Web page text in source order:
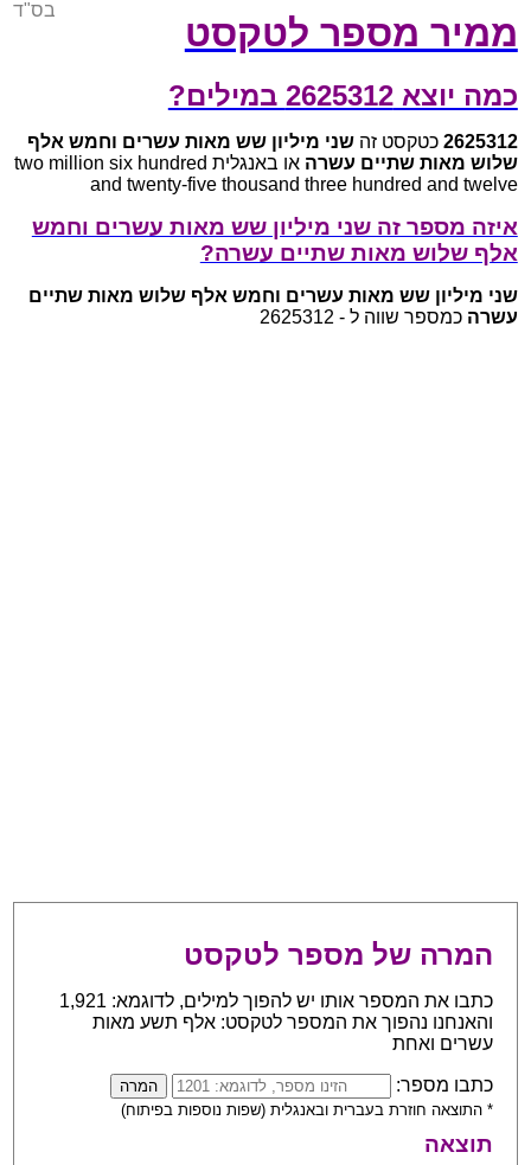
ממיר מספר לטקסט
בס"ד
כמה יוצא 2625312 במילים?
2625312 כטקסט זהשני מיליון שש מאות עשרים וחמש אלף
שלוש מאות שתיים עשרה
או באנגלית two million six hundred
and twenty-five thousand three hundred and twelve
איזה מספר זה שני מיליון שש מאות עשרים וחמש
אלף שלוש מאות שתיים עשרה?
שני מיליון שש מאות עשרים וחמש אלף שלוש מאות שתיים
עשרה כמספר שווה ל - 2625312
המרה של מספר לטקסט
כתבו את המספר אותו יש להפוך למילים, לדוגמא: 1,921
והאנחנו נהפוך את המספר לטקסט: אלף תשע מאות
עשרים ואחת
כתבו מספר:
* התוצאה חוזרת בעברית ובאנגלית (שפות נוספות בפיתוח)
תוצאה